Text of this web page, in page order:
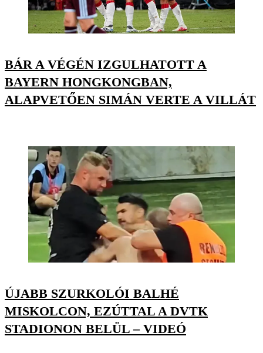
BÁR A VÉGÉN IZGULHATOTT A
BAYERN HONGKONGBAN,
ALAPVETŐEN SIMÁN VERTE A VILLÁT
ÚJABB SZURKOLÓI BALHÉ
MISKOLCON, EZÚTTAL A DVTK
STADIONON BELÜL – VIDEÓ